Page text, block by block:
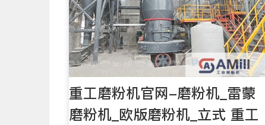
重工磨粉机官网-磨粉机_雷蒙
磨粉机_欧版磨粉机_立式 重工